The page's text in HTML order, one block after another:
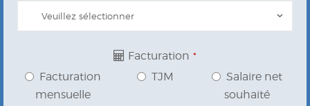
Facturation *
Facturation
mensuelle
TJM
Salaire net
souhaité